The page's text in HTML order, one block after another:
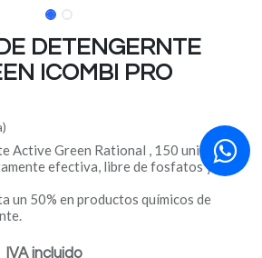
DETENGERNTE
ICOMBI PRO
Active Green Rational , 150 unidades
efectiva, libre de fosfatos y
un 50% en productos químicos de
IVA incluido